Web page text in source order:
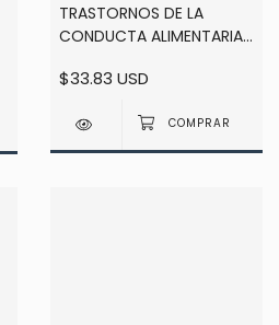
TRASTORNOS DE LA
CONDUCTA ALIMENTARIA
Lobera
$33.83 USD